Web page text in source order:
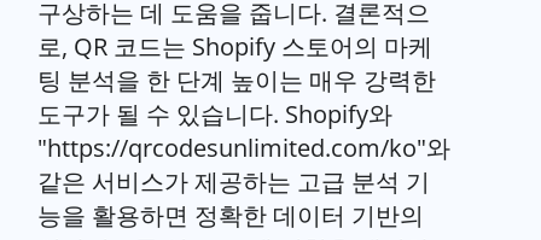
구상하는 데 도움을 줍니다. 결론적으
로, QR 코드는 Shopify 스토어의 마케
팅 분석을 한 단계 높이는 매우 강력한
도구가 될 수 있습니다. Shopify와
"https://qrcodesunlimited.com/ko"와
같은 서비스가 제공하는 고급 분석 기
능을 활용하면 정확한 데이터 기반의